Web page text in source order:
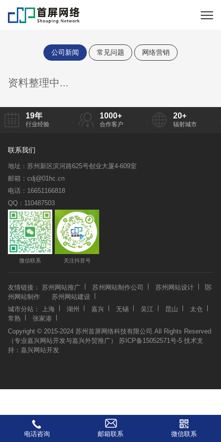
公司新闻 常见问题 网络营销
资料整理中...
19年
行业经验
1000+
合作客户
20+
辐射城市
联系我们
地址：苏州新区滨河路625号创业大厦4-609室
邮箱：cdj@01hc.cn
电话：16651166818
QQ：110487503
微信联系 关注抖音号
友情链接： 苏州网站推广 苏州网站制作公司 苏州网站设计
苏
州网站制作
苏州网站建设
城市分站：
上海 湖州 嘉兴 无锡 吴江 昆山
太仓
常熟
张家港
Copyright © 2015-2024 苏州首屏网络科技有限公司.All Rights Reserved
（专业嘉兴网站开发与嘉兴外贸推广）
苏ICP备15052571号-5 技术支
持： 嘉兴网站开发
电话咨询 邮箱联系 微信联系